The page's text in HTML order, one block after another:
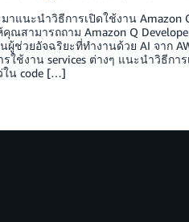
แนะนำวิธีการเปิดใช้งาน Amazon
ณสามารถถาม Amazon Q
นผู้ช่วยอัจฉริยะที่ทำงานด้วย AI จาก
รใช้งาน services ต่างๆ แนะนำวิธีก
ใน code […]